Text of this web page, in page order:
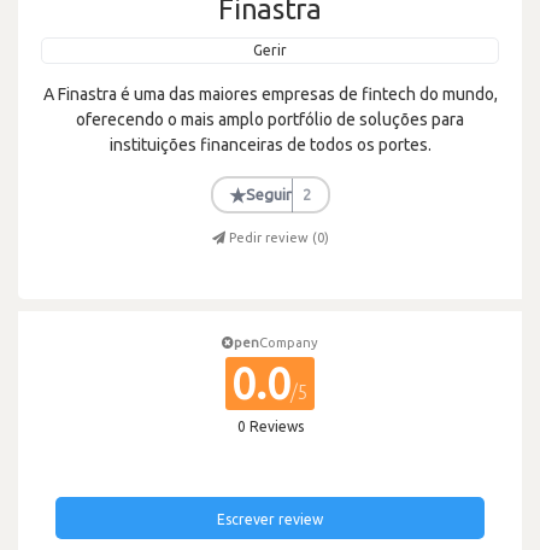
Finastra
Gerir
A Finastra é uma das maiores empresas de fintech do mundo,
oferecendo o mais amplo portfólio de soluções para
instituições financeiras de todos os portes.
★Seguir 2
Pedir review (0)
penCompany
0.0/5
0 Reviews
Escrever review